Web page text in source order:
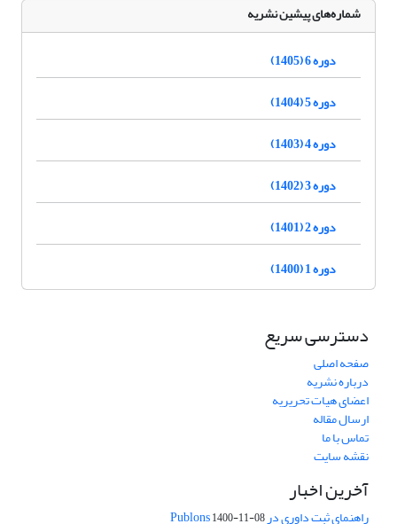
شماره‌های پیشین نشریه
دوره 6 (1405)
دوره 5 (1404)
دوره 4 (1403)
دوره 3 (1402)
دوره 2 (1401)
دوره 1 (1400)
دسترسی سریع
صفحه اصلی
درباره نشریه
اعضای هیات تحریریه
ارسال مقاله
تماس با ما
نقشه سایت
آخرین اخبار
راهنمای ثبت داوری در Publons1400-11-08